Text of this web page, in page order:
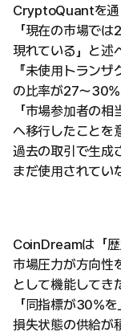
CryptoQuantを通
「現在の市場で
現れている」と述
『未使用トラン
の比率が27〜30%
「市場参加者の
へ移行したことを
過去の取引で生成
まだ使用されてい
CoinDreamは「歴
市場圧力が方向性
として機能して
「同指標が30%
損失状態の供給が